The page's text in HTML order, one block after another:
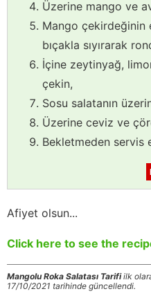
Üzerine mango ve
Mango çekirdeğinin
bıçakla sıyırarak
İçine zeytinyağ,
çekin,
Sosu salatanın
Üzerine ceviz ve
Bekletmeden servis
Afiyet olsun...
Click here to see the
Mangolu Roka Salatası Tarifiilk
17/10/2021 tarihinde güncellendi.